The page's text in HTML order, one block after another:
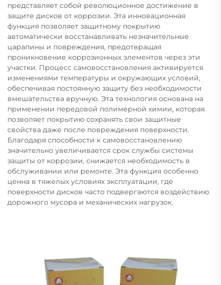
представляет собой революционное достижение в
защите дисков от коррозии. Эта инновационная
функция позволяет защитному покрытию
автоматически восстанавливать незначительные
царапины и повреждения, предотвращая
проникновение коррозионных элементов через эти
участки. Процесс самовосстановления активируется
изменениями температуры и окружающих условий,
обеспечивая постоянную защиту без необходимости
вмешательства вручную. Эта технология основана на
применении передовой полимерной химии, которая
позволяет покрытию сохранять свои защитные
свойства даже после повреждения поверхности.
Благодаря способности к самовосстановлению
значительно увеличивается срок службы системы
защиты от коррозии, снижается необходимость в
обслуживании или ремонте. Эта функция особенно
ценна в тяжелых условиях эксплуатации, где
поверхности дисков часто подвергаются воздействию
дорожного мусора и механических нагрузок.